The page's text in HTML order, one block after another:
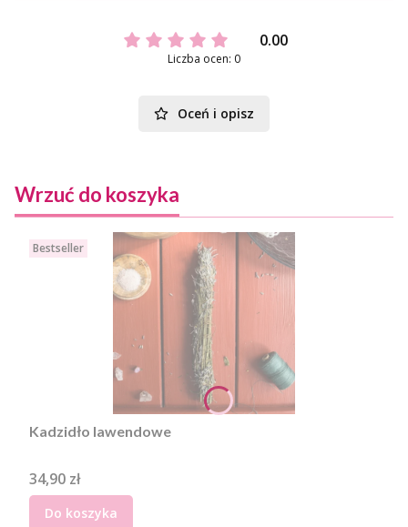
0.00
Liczba ocen: 0
Oceń i opisz
Wrzuć do koszyka
Bestseller
Kadzidło lawendowe
Cena
34,90 zł
Do koszyka